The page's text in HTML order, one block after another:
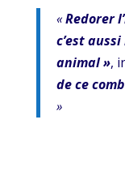
«Redorer
c’est
animal »,
de ce
»